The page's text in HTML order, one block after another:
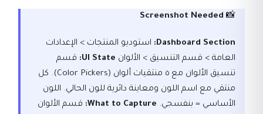
📸
Screenshot Needed
Dashboard Section:
استوديو المنتجات > الإعدادات
العامة > قسم التنسيق > الألوان UI State:
قسم
تنسيق الألوان مع ٥ منتقيات ألوان (Color Pickers). كل
منتقي مع اسم اللون ومعاينة دائرية للون الحالي. اللون
الأساسي = بنفسجي. What to Capture: قسم الألوان